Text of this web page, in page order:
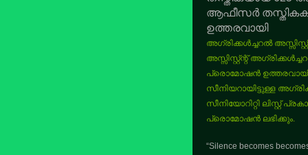
ആഫീസർ
ഉത്തരവായി
അഗ്രിക്കൾച്ചറൽ
അസ്സിസ്റ്റ്ന്റ്
പ്രൊമോഷൻ ഉത്തരവായി.
സീനിയറായിട്ടുള്ള
സീനിയോറിറ്റി ലിസ്റ്റ്
പ്രൊമോഷൻ ലഭിക്കും.
“Silence becomes